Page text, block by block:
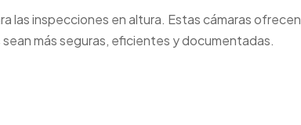
las inspecciones en altura. Estas cámaras ofrecen
más seguras, eficientes y documentadas.